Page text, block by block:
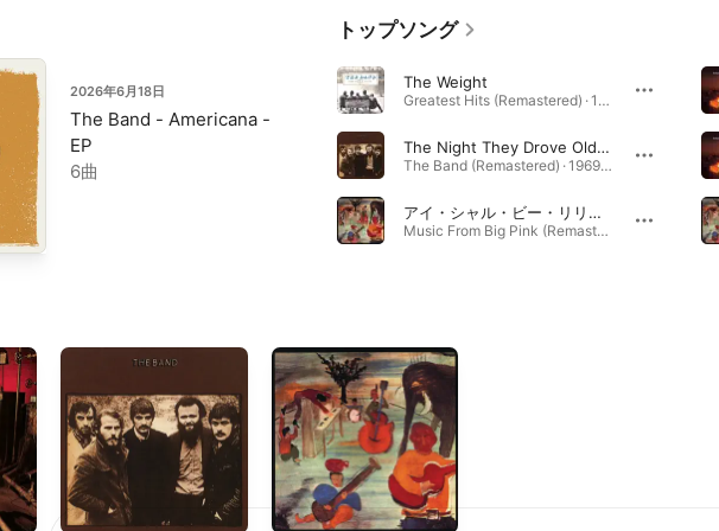
2026年6月18日
The Band - Americana -
EP
6曲
トップソング
The Weight
Greatest Hits (Remastered) · 1968年
The Night They Drove Old Dixie Down
The Band (Remastered) · 1969年
アイ・シャル・ビー・リリースト (Remastered 2000)
Music From Big Pink (Remastered 2000) · 1968年